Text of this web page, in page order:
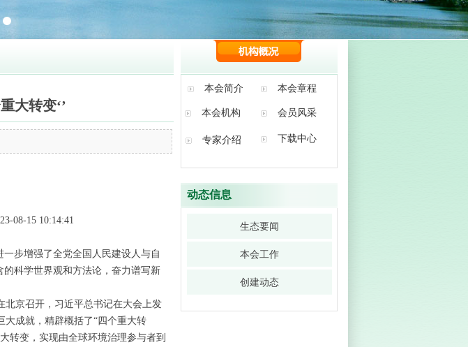
会员风采
专家介绍
本会章程
本会简介
本会机构
下载中心
生态要闻
本会工作
创建动态
动态信息
大转变‘’
08-15 10:14:41
步增强了全党全国人民建设人与自
科学世界观和方法论，奋力谱写新
京召开，习近平总书记在大会上发
成就，精辟概括了“四个重大转
转变，实现由全球环境治理参与者到